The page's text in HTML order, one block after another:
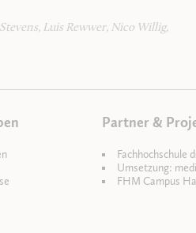
, Luis Rewwer, Nico Willig,
Partner &
Fachhochschule
Umsetzung:
FHM Campus